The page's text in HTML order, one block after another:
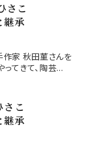
さこ
継承
作家 秋田菫さんを
てきて、陶芸...
こ
継承